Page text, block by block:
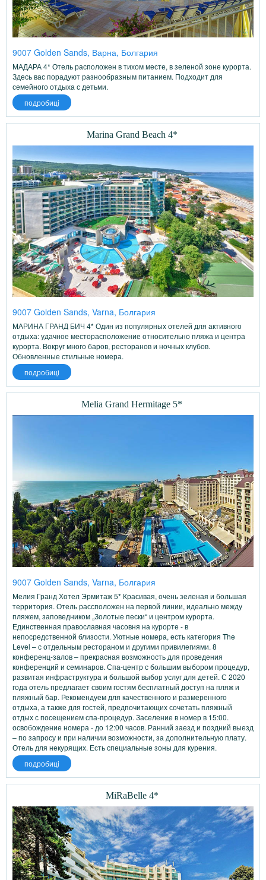
9007 Golden Sands, Варна, Болгария
МАДАРА 4* Отель расположен в тихом месте, в зеленой зоне курорта.
Здесь вас порадуют разнообразным питанием. Подходит для
семейного отдыха с детьми.
подробиці
Marina Grand Beach 4*
9007 Golden Sands, Varna, Болгария
МАРИНА ГРАНД БИЧ 4* Один из популярных отелей для активного
отдыха: удачное месторасположение относительно пляжа и центра
курорта. Вокруг много баров, ресторанов и ночных клубов.
Обновленные стильные номера.
подробиці
Melia Grand Hermitage 5*
9007 Golden Sands, Varna, Болгария
Мелия Гранд Хотел Эрмитаж 5* Красивая, очень зеленая и большая
территория. Отель рассположен на первой линии, идеально между
пляжем, заповедником „Золотые пески“ и центром курорта.
Единственная православная часовня на курорте - в
непосредственной близости. Уютные номера, есть категория The
Level – с отдельным рестораном и другими привилегиями. 8
конференц-залов – прекрасная возможность для проведения
конференций и семинаров. Спа-центр с большим выбором процедур,
развитая инфраструктура и большой выбор услуг для детей. С 2020
года отель предлагает своим гостям бесплатный доступ на пляж и
пляжный бар. Рекомендуем для качественного и размеренного
отдыха, а также для гостей, предпочитающих сочетать пляжный
отдых с посещением спа-процедур. Заселение в номер в 15:00.
освобождение номера - до 12:00 часов. Ранний заезд и поздний выезд
– по запросу и при наличии возможности, за дополнительную плату.
Отель для некурящих. Есть специальные зоны для курения.
подробиці
MiRaBelle 4*